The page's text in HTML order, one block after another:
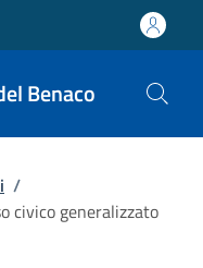
Benaco
/
civico generalizzato